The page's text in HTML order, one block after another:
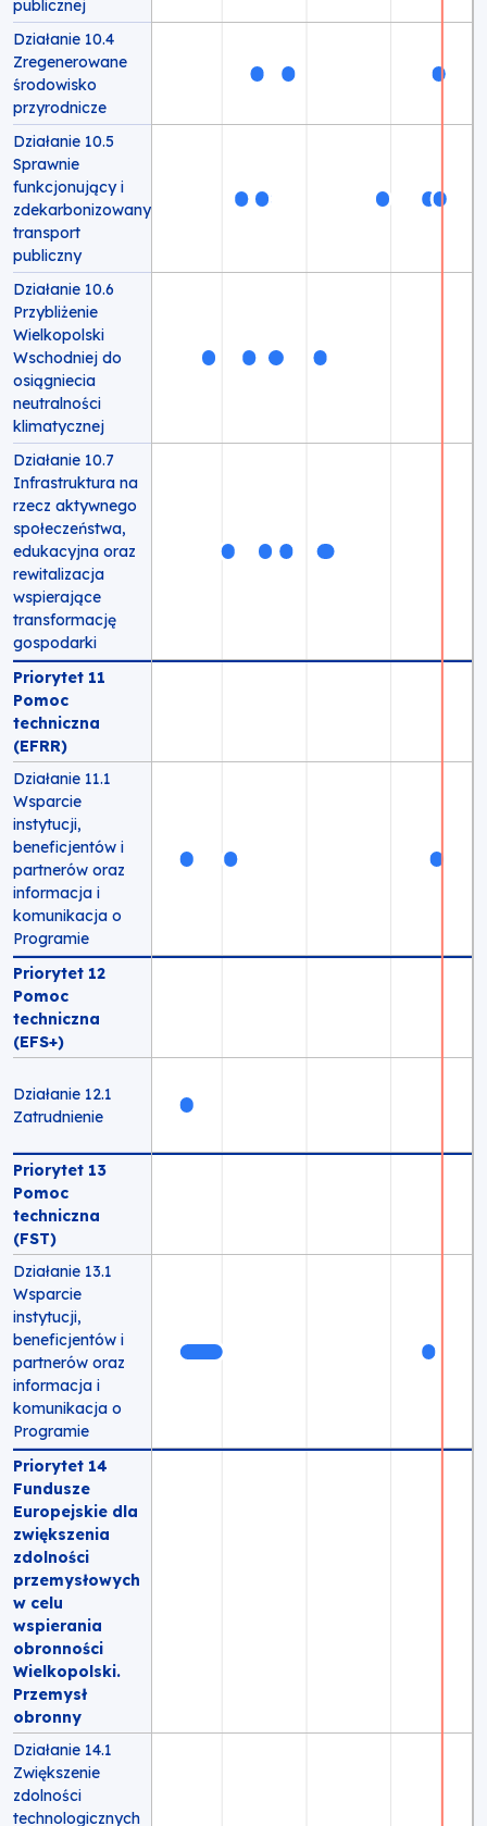
publicznej
Działanie 10.4
Zregenerowane
środowisko
przyrodnicze
Działanie 10.5
Sprawnie
funkcjonujący i
zdekarbonizowany
transport
publiczny
Działanie 10.6
Przybliżenie
Wielkopolski
Wschodniej do
osiągniecia
neutralności
klimatycznej
Działanie 10.7
Infrastruktura na
rzecz aktywnego
społeczeństwa,
edukacyjna oraz
rewitalizacja
wspierające
transformację
gospodarki
Priorytet 11
Pomoc
techniczna
(EFRR)
Działanie 11.1
Wsparcie
instytucji,
beneficjentów i
partnerów oraz
informacja i
komunikacja o
Programie
Priorytet 12
Pomoc
techniczna
(EFS+)
Działanie 12.1
Zatrudnienie
Priorytet 13
Pomoc
techniczna
(FST)
Działanie 13.1
Wsparcie
instytucji,
beneficjentów i
partnerów oraz
informacja i
komunikacja o
Programie
Priorytet 14
Fundusze
Europejskie dla
zwiększenia
zdolności
przemysłowych
w celu
wspierania
obronności
Wielkopolski.
Przemysł
obronny
Działanie 14.1
Zwiększenie
zdolności
technologicznych